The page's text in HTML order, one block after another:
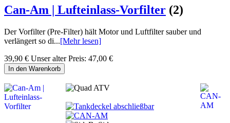
Can-Am | Lufteinlass-Vorfilter (2)
Der Vorfilter (Pre-Filter) hält Motor und Luftfilter sauber und
verlängert so di...[Mehr lesen]
39,90 € Unser alter Preis: 47,00 €
In den Warenkorb